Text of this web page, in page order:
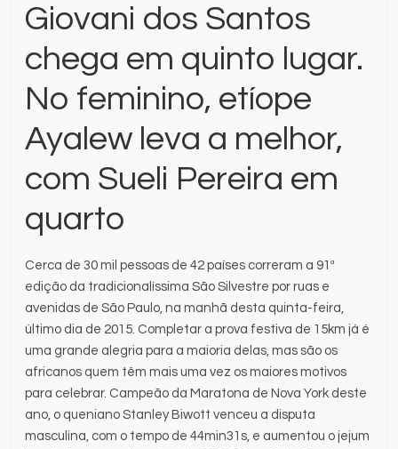
Giovani dos Santos
chega em quinto lugar.
No feminino, etíope
Ayalew leva a melhor,
com Sueli Pereira em
quarto
Cerca de 30 mil pessoas de 42 países correram a 91ª
edição da tradicionalíssima São Silvestre por ruas e
avenidas de São Paulo, na manhã desta quinta-feira,
último dia de 2015. Completar a prova festiva de 15km já é
uma grande alegria para a maioria delas, mas são os
africanos quem têm mais uma vez os maiores motivos
para celebrar. Campeão da Maratona de Nova York deste
ano, o queniano Stanley Biwott venceu a disputa
masculina, com o tempo de 44min31s, e aumentou o jejum